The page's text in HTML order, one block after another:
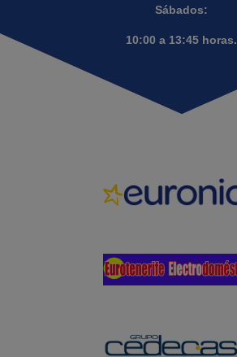
Sábados:
10:00 a 13:45 horas.